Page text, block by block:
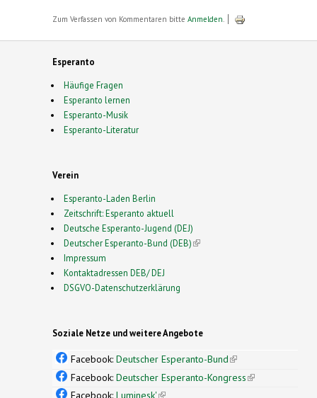
Zum Verfassen von Kommentaren bitte Anmelden
Esperanto
Häufige Fragen
Esperanto lernen
Esperanto-Musik
Esperanto-Literatur
Verein
Esperanto-Laden Berlin
Zeitschrift: Esperanto aktuell
Deutsche Esperanto-Jugend (DEJ)
Deutscher Esperanto-Bund (DEB)(link is external)
Impressum
Kontaktadressen DEB/ DEJ
DSGVO-Datenschutzerklärung
Soziale Netze und weitere Angebote
Facebook: Deutscher Esperanto-Bund(link is
external)
Facebook: Deutscher Esperanto-Kongress(link is
Facebook: Luminesk'(link is external)